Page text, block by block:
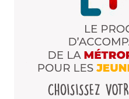
cet éléphant sans sa
Bien joué pour le grand
Répondre
Qyrool